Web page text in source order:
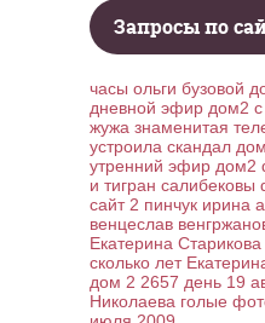
Запросы по
часы ольги бузовой
дневной эфир дом2
жужа знаменитая
устроила скандал
утренний эфир дом2
и тигран салибековы
сайт 2 пинчук ирина
венцеслав
Екатерина Старикова
сколько лет
дом 2 2657 день 19
Николаева голые